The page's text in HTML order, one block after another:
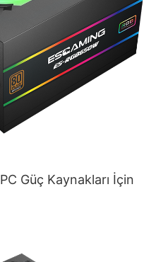
Güç Kaynakları İçin